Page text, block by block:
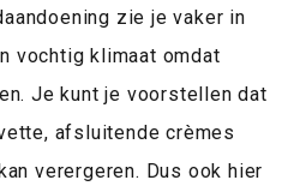
zie je vaker in
vochtig klimaat omdat
Je kunt je voorstellen dat
afsluitende crèmes
verergeren. Dus ook hier